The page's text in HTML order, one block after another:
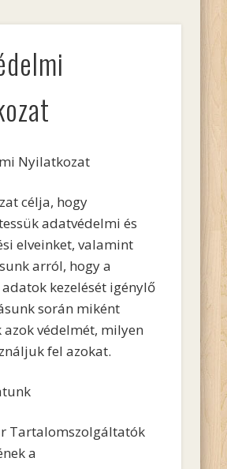
Nyilatkozat
célja, hogy
adatvédelmi és
elveinket, valamint
arról, hogy a
kezelését igénylő
során miként
védelmét, milyen
fel azokat.
Tartalomszolgáltatók
a